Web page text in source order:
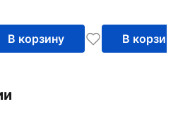
В корзину В корзину